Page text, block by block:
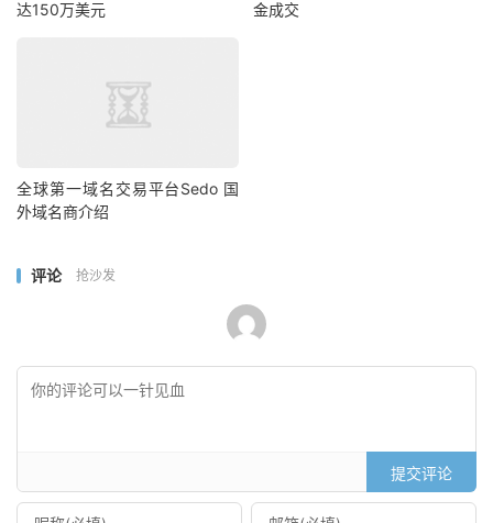
达150万美元
金成交
全球第一域名交易平台Sedo 国
外域名商介绍
评论 抢沙发
提交评论